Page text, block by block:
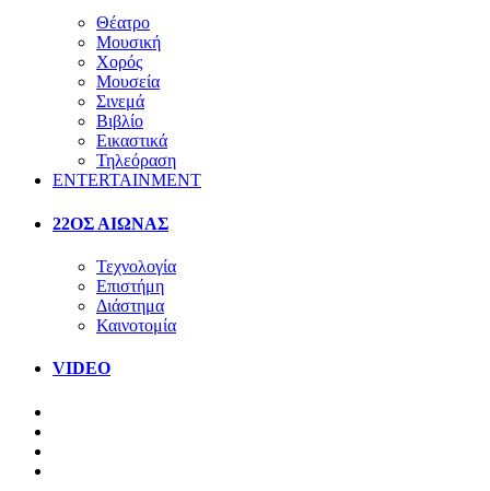
Θέατρο
Μουσική
Χορός
Μουσεία
Σινεμά
Βιβλίο
Εικαστικά
Τηλεόραση
ENTERTAINMENT
22ΟΣ ΑΙΩΝΑΣ
Τεχνολογία
Επιστήμη
Διάστημα
Καινοτομία
VIDEO